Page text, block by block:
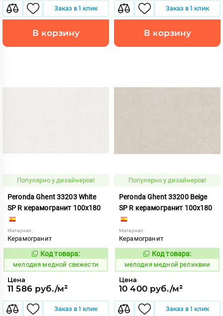
Заказ в 1 клик
В корзину
Заказ в 1 клик
В корзину
Популярно у дизайнеров!
Peronda Ghent 33203 White
SP R керамогранит 100x180
Материал:
Керамогранит
959958
Код товара:
мелодия медной свежести
Цена
11 586 руб./м²
Заказ в 1 клик
Популярно у дизайнеров!
Peronda Ghent 33200 Beige
SP R керамогранит 100x180
Материал:
Керамогранит
959955
Код товара:
мелодия медной реликвии
Цена
10 400 руб./м²
Заказ в 1 клик